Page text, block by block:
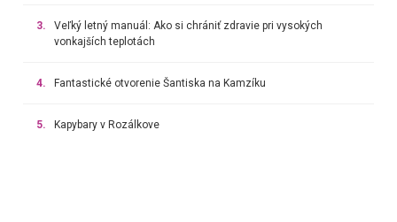
3.
Veľký letný manuál: Ako si chrániť zdravie pri vysokých
vonkajších teplotách
4. Fantastické otvorenie Šantiska na Kamzíku
5. Kapybary v Rozálkove